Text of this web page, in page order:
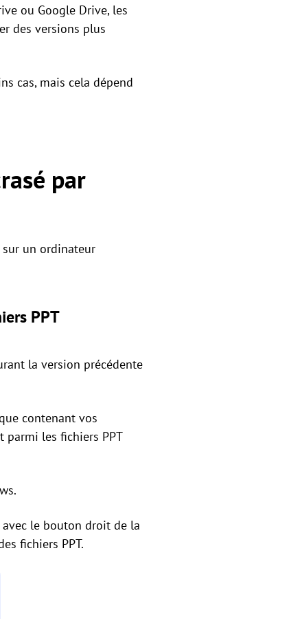
ou Google Drive, les
des versions plus
cas, mais cela dépend
par
sur un ordinateur
PPT
la version précédente
contenant vos
parmi les fichiers PPT
avec le bouton droit de la
fichiers PPT.